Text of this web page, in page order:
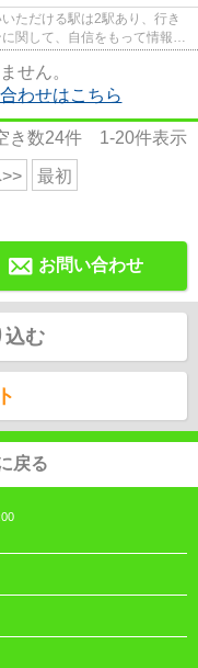
ただける駅は2駅あり、行き
関して、自信をもって情報を
せん。
わせはこちら
き数24件 1-20件表示
最初
お問い合わせ
込む
戻る